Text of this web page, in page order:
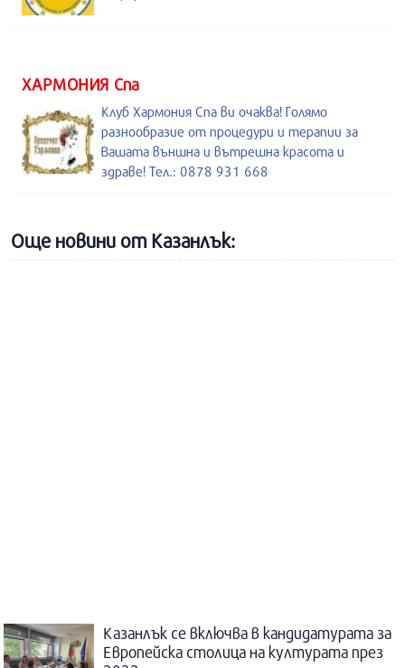
ХАРМОНИЯ Спа
Клуб Хармония Спа ви очаква! Голямо
разнообразие от процедури и терапии за
Вашата външна и вътрешна красота и
здраве! Тел.: 0878 931 668
Още новини от Казанлък:
Казанлък се включва в кандидатурата за
Европейска столица на културата през